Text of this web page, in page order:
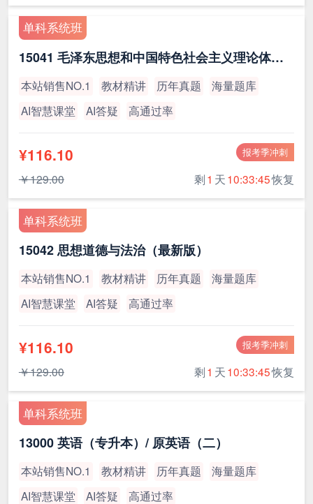
单科系统班
15041 毛泽东思想和中国特色社会主义理论体系概论（最新版）
本站销售NO.1 教材精讲 历年真题
海量题库
AI智慧课堂
AI答疑 高通过率
报考季冲刺
¥116.10
￥129.00 剩1 天10:33:45恢复
单科系统班
15042 思想道德与法治（最新版）
本站销售NO.1 教材精讲 历年真题
海量题库
AI智慧课堂
AI答疑 高通过率
报考季冲刺
¥116.10
￥129.00 剩1 天10:33:45恢复
单科系统班
13000 英语（专升本）/ 原英语（二）
本站销售NO.1 教材精讲 历年真题
海量题库
AI智慧课堂
AI答疑 高通过率